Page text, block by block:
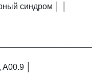
синдром │ │
│